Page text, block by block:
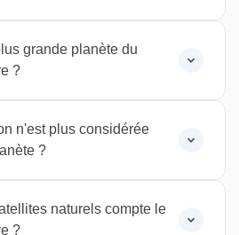
résolution de l'Union
(UAI) en 2006 :
Terre,Mars,Jupiter,
Neptune
. Pluton a été
naine.
grande planète du
?
un diamètre
820 km
Sa masse représente
planète et elle
plus de1 300 Terresen
n'est plus considérée
?
le terme "planète".
naturels compte le
?